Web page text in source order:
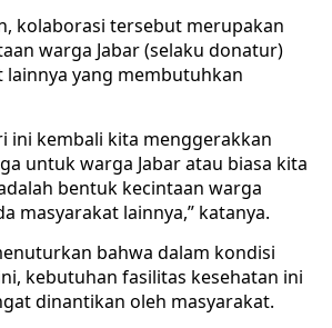
kolaborasi tersebut merupakan
warga Jabar (selaku donatur)
lainnya yang membutuhkan
ini kembali kita menggerakkan
untuk warga Jabar atau biasa kita
bentuk kecintaan warga
masyarakat lainnya,” katanya.
bahwa dalam kondisi
kebutuhan fasilitas kesehatan ini
dinantikan oleh masyarakat.